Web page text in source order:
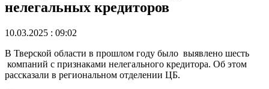
нелегальных кредиторов
10.03.2025 : 09:02
В Тверской области в прошлом году было выявлено шесть
компаний с признаками нелегального кредитора. Об этом
рассказали в региональном отделении ЦБ.